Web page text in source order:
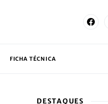
FICHA TÉCNICA
DESTAQUES